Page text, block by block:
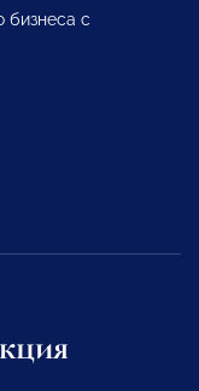
бизнеса с